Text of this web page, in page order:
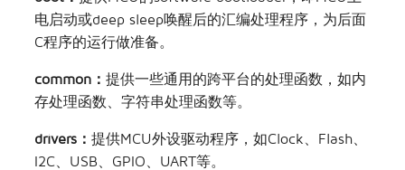
电启动或deep sleep唤醒后的汇编处理程序，为后面
C程序的运行做准备。
common：提供一些通用的跨平台的处理函数，如内
存处理函数、字符串处理函数等。
drivers：提供MCU外设驱动程序，如Clock、Flash、
I2C、USB、GPIO、UART等。